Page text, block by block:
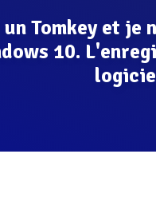
Tomkey et je
10.